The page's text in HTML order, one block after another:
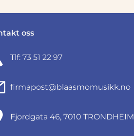
oss
Tlf: 73 51 22 97
firmapost@blaasmomusikk.no
Fjordgata 46, 7010 TRONDHEIM